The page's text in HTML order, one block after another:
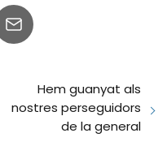
Hem guanyat als
nostres perseguidors
de la general